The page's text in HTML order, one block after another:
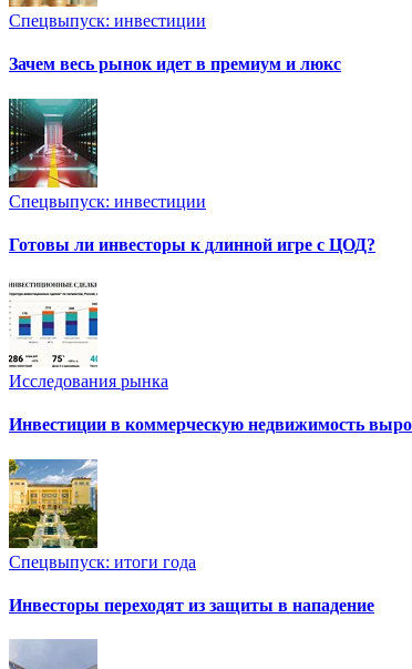
Спецвыпуск: инвестиции
Зачем весь рынок идет в премиум и люкс
Спецвыпуск: инвестиции
Готовы ли инвесторы к длинной игре с ЦОД?
Исследования рынка
Инвестиции в коммерческую недвижимость
Спецвыпуск: итоги года
Инвесторы переходят из защиты в нападение